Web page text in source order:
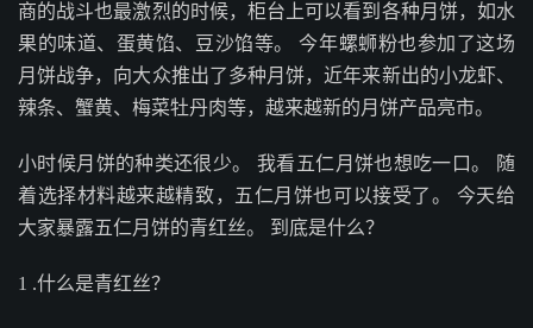
商的战斗也最激烈的时候，柜台上可以看到各种月饼，如水
果的味道、蛋黄馅、豆沙馅等。 今年螺蛳粉也参加了这场
月饼战争，向大众推出了多种月饼，近年来新出的小龙虾、
辣条、蟹黄、梅菜牡丹肉等，越来越新的月饼产品亮市。
小时候月饼的种类还很少。 我看五仁月饼也想吃一口。 随
着选择材料越来越精致，五仁月饼也可以接受了。 今天给
大家暴露五仁月饼的青红丝。 到底是什么？
1 .什么是青红丝？